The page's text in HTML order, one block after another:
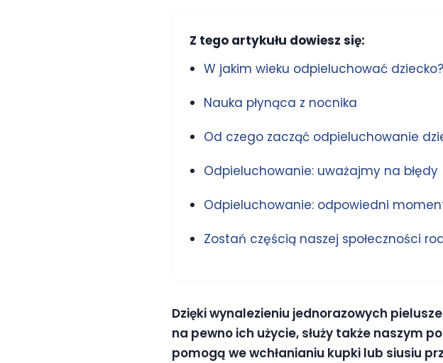
Z tego artykułu dowiesz się:
W jakim wieku odpieluchować dziecko?
Nauka płynąca z nocnika
Od czego zacząć odpieluchowanie
Odpieluchowanie: uważajmy na błędy
Odpieluchowanie: odpowiedni
Zostań częścią naszej społeczności
Dzięki wynalezieniu jednorazowych
na pewno ich użycie, służy także naszym
pomogą we wchłanianiu kupki lub siusiu